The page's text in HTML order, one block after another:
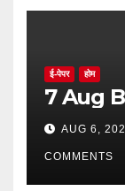
ई-पेपर होम
AUG 6,
COMMENTS